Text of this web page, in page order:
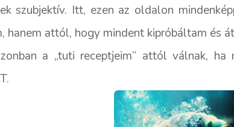
szubjektív. Itt, ezen az oldalon
hanem attól, hogy mindent kipróbáltam és
a „tuti receptjeim” attól válnak,